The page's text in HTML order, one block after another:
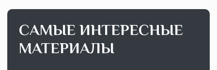
САМЫЕ ИНТЕРЕСНЫЕ
МАТЕРИАЛЫ